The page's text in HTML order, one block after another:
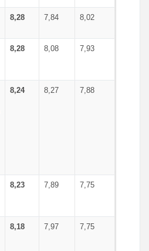
8,28 7,84 8,02
8,28 8,08 7,93
8,24 8,27 7,88
8,23 7,89 7,75
8,18 7,97 7,75